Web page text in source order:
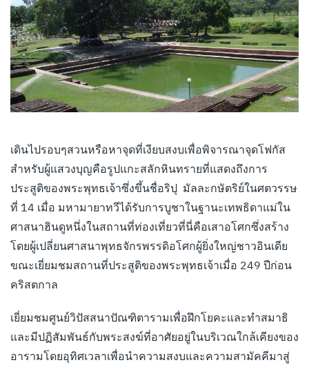
เดินไปรอบๆสวนหรือหาจุดที่เงียบสงบเพื่อพิจารณาจุดโฟกัส
สำหรับผู้แสวงบุญคือรูปแกะสลักหินทรายที่แสดงถึงการ
ประสูติของพระพุทธเจ้าซึ่งขึ้นชื่อริปุ มัลละกษัตริย์ในศตวรรษ
ที่ 14 เมื่อ มหามายาทวีได้รับการบูชาในฐานะเทพธิดาแม่ใน
ศาสนาฮินดูหนึ่งในสถานที่ท่องเที่ยวที่นี่คือเสาอโศกซึ่งสร้าง
โดยผู้เปลี่ยนศาสนาพุทธจักรพรรดิอโศกผู้ยิ่งใหญ่ชาวอินเดีย
ขณะเยี่ยมชมสถานที่ประสูติของพระพุทธเจ้าเมื่อ 249 ปีก่อน
คริสตกาล
เยี่ยมชมศูนย์วิปัสสนาปัณฑิตารามเพื่อฝึกโยคะและทำสมาธิ
และมีปฏิสัมพันธ์กับพระสงฆ์ที่อาศัยอยู่ในบริเวณใกล้เคียงของ
อารามโดยอุทิศเวลาเพื่อนำความสงบและความสามัคคีมาสู่